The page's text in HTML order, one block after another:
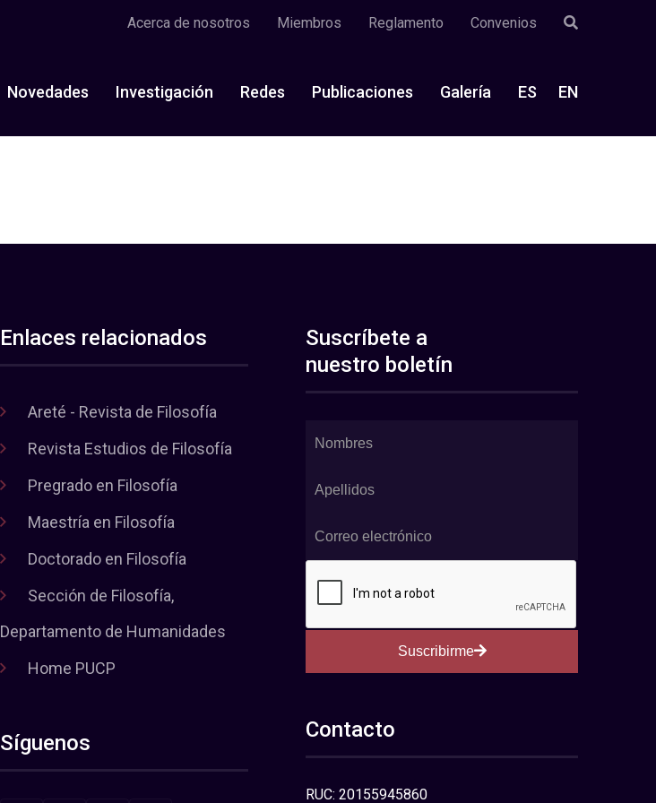
Acerca de nosotros Miembros Reglamento Convenios
Novedades Investigación Redes Publicaciones Galería ES EN
Enlaces relacionados
Areté - Revista de Filosofía
Revista Estudios de Filosofía
Pregrado en Filosofía
Maestría en Filosofía
Doctorado en Filosofía
Sección de Filosofía,
Departamento de Humanidades
Home PUCP
Síguenos
Suscríbete a
nuestro boletín
Suscribirme
Contacto
RUC: 20155945860